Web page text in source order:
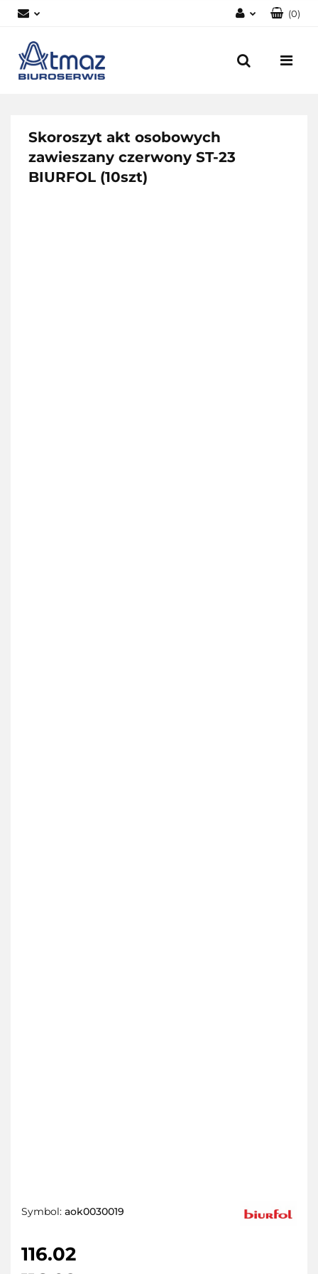
Zarejestruj się
(0)
Skoroszyt akt osobowych
zawieszany czerwony ST-23
BIURFOL (10szt)
Symbol: aok0030019
116.02